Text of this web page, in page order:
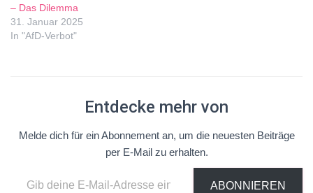
– Das Dilemma
31. Januar 2025
In "AfD-Verbot"
Entdecke mehr von
Melde dich für ein Abonnement an, um die neuesten Beiträge
per E-Mail zu erhalten.
ABONNIEREN